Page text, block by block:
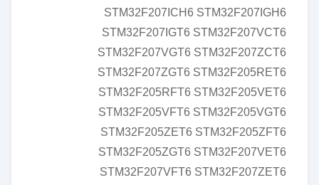
STM32F207ICH6 STM32F207IGH6
STM32F207IGT6 STM32F207VCT6
STM32F207VGT6 STM32F207ZCT6
STM32F207ZGT6 STM32F205RET6
STM32F205RFT6 STM32F205VET6
STM32F205VFT6 STM32F205VGT6
STM32F205ZET6 STM32F205ZFT6
STM32F205ZGT6 STM32F207VET6
STM32F207VFT6 STM32F207ZET6